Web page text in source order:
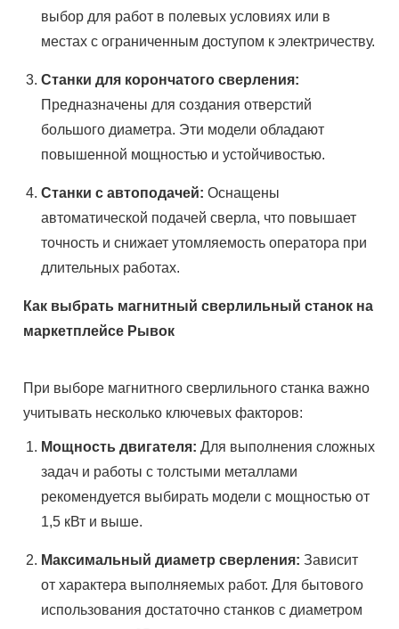
выбор для работ в полевых условиях или в
местах с ограниченным доступом к электричеству.
Станки для корончатого сверления:
Предназначены для создания отверстий
большого диаметра. Эти модели обладают
повышенной мощностью и устойчивостью.
Станки с автоподачей: Оснащены
автоматической подачей сверла, что повышает
точность и снижает утомляемость оператора при
длительных работах.
Как выбрать магнитный сверлильный станок на
маркетплейсе Рывок
При выборе магнитного сверлильного станка важно
учитывать несколько ключевых факторов:
Мощность двигателя: Для выполнения сложных
задач и работы с толстыми металлами
рекомендуется выбирать модели с мощностью от
1,5 кВт и выше.
Максимальный диаметр сверления: Зависит
от характера выполняемых работ. Для бытового
использования достаточно станков с диаметром